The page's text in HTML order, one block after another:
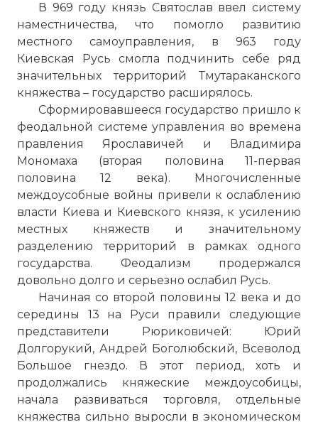
В 969 году князь Святослав ввел систему
наместничества, что помогло развитию
местного самоуправления, в 963 году
Киевская Русь смогла подчинить себе ряд
значительных территорий Тмутараканского
княжества – государство расширялось.
Сформировавшееся государство пришло к
феодальной системе управления во времена
правления Ярославичей и Владимира
Мономаха (вторая половина 11-первая
половина 12 века). Многочисленные
междоусобные войны привели к ослаблению
власти Киева и Киевского князя, к усилению
местных княжеств и значительному
разделению территорий в рамках одного
государства. Феодализм продержался
довольно долго и серьезно ослабил Русь.
Начиная со второй половины 12 века и до
середины 13 на Руси правили следующие
представители Рюриковичей: Юрий
Долгорукий, Андрей Боголюбский, Всеволод
Большое гнездо. В этот период, хоть и
продолжались княжеские междоусобицы,
начала развиваться торговля, отдельные
княжества сильно выросли в экономическом